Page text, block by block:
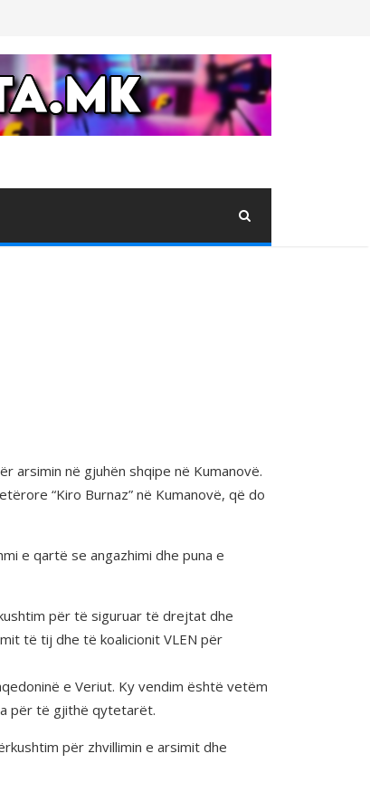
arsimin në gjuhën shqipe në Kumanovë.
“Kiro Burnaz” në Kumanovë, që do
e qartë se angazhimi dhe puna e
për të siguruar të drejtat dhe
të tij dhe të koalicionit VLEN për
e Veriut. Ky vendim është vetëm
për të gjithë qytetarët.
për zhvillimin e arsimit dhe